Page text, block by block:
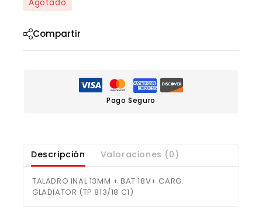
Agotado
Compartir
Pago Seguro
Descripción Valoraciones (0)
TALADRO INAL 13MM + BAT 18V+ CARG.
GLADIATOR (TP 813/18 C1)